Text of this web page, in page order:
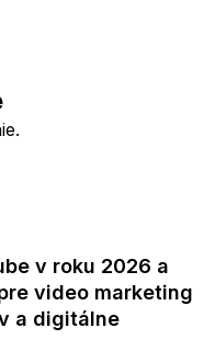
v roku 2026 a
video marketing
a digitálne